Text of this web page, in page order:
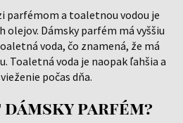
parfémom a toaletnou vodou je
olejov. Dámsky parfém má vyššiu
voda, čo znamená, že má
Toaletná voda je naopak ľahšia a
počas dňa.
parfém?